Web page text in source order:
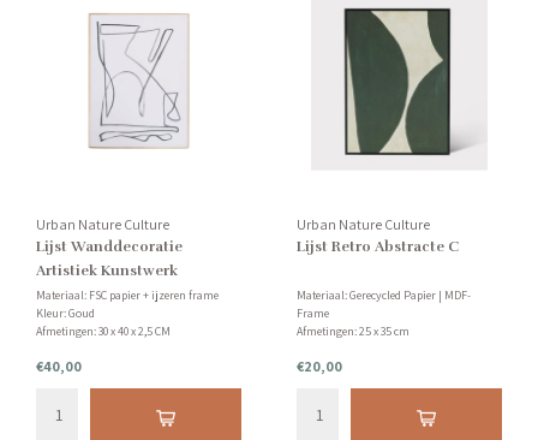
Urban Nature Culture
Lijst Wanddecoratie
Artistiek Kunstwerk
Materiaal: FSC papier + ijzeren frame
Kleur: Goud
Afmetingen: 30 x 40 x 2,5 CM
€40,00
Urban Nature Culture
Lijst Retro Abstracte C
Materiaal: Gerecycled Papier | MDF-
Frame
Afmetingen: 25 x 35 cm
€20,00